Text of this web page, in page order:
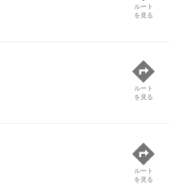
ルート
を見る
ルート
を見る
ルート
を見る